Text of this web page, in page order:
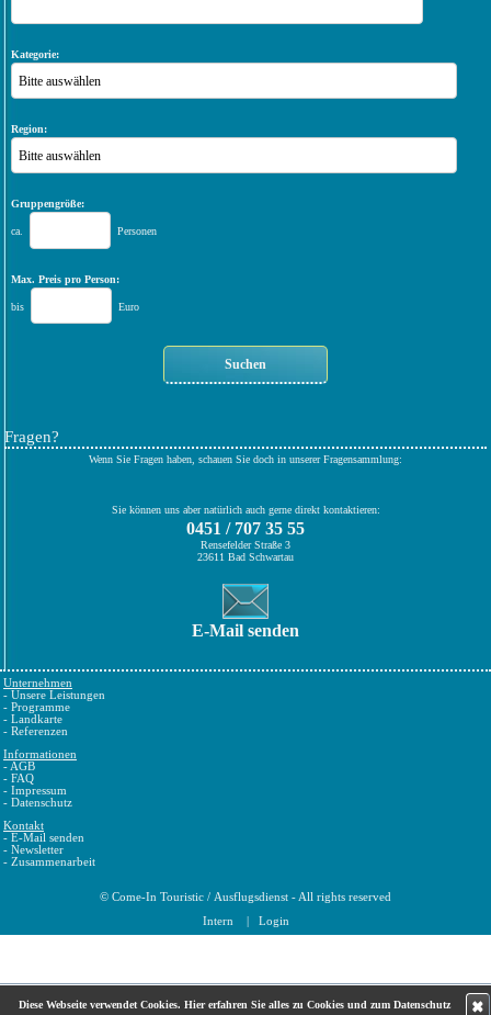
Kategorie:
Bitte auswählen
Region:
Bitte auswählen
Gruppengröße:
ca. Personen
Max. Preis pro Person:
bis Euro
Fragen?
Wenn Sie Fragen haben, schauen Sie doch in unserer Fragensammlung:
Sie können uns aber natürlich auch gerne direkt kontaktieren:
0451 / 707 35 55
Rensefelder Straße 3
23611 Bad Schwartau
E-Mail senden
Unternehmen
- Unsere Leistungen
- Programme
- Landkarte
- Referenzen
Informationen
- AGB
- FAQ
- Impressum
- Datenschutz
Kontakt
- E-Mail senden
- Newsletter
- Zusammenarbeit
© Come-In Touristic / Ausflugsdienst - All rights reserved
Intern
Login
Diese Webseite verwendet Cookies. Hier erfahren Sie alles zu Cookies und zum Datenschutz ✖